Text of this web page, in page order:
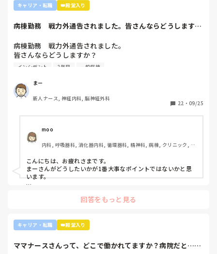
キャリア・転職 👑殿堂入り
病棟勤務　戦力外通告されました。皆さんならどうします
病棟勤務　戦力外通告されました。
皆さんならどうしますか？
2年目です。1年目はゆるい部署にいましたが、人間関係が原
からの人間関係は良好です。
ですが、異動してから薬剤に関するインシデントを4件ほど
起こし、優先順位や多重課題ができていないのでは？という
い』『一人を持って看護のつながりを持って』ということで
受け持ち1人になりました。
複数受け持ちに戻るよう、1ヶ月間1年目のように勉強したり
と業務に臨んできました。
そして最近師長さんに『君は病棟勤務よりも外来とか健診セ
ンターとかのほうがいいのでは？ウチの部署もスタッフが足
りないから育てる余裕が足りない。前向きに捉えて看護師は
いろんな働き方あるよ』と部署は決まってませんが、異動確
り、看護のつながりが無かったことは自分でも反省していま
すし、今後成長させていきたいなと思っています。
いないです。
インシデント 2年目 一般病棟
まー
新人ナース, 神経内科, 脳神経外科
22 ・ 09/25
moo
内科, 呼吸器科, 消化器内科, 循環器科, 精神科, 病棟, クリニック, リ
こんにちは、お疲れさまです。
まーさんがどうしたいかが1番大事なポイントではないかと思
います。
アややることが多くて忙しくても、人間関係は良好でも、どう
外来や検診センターは、また病棟とは全然違う業務になるの
で、病棟での臨床経験を積みたい気持ちがあるのであれば、ご
きな病院だとどうしても異動で行きたくない場所に行かされて
回答をもっと見る
キャリア・転職 👑殿堂入り
ママナースさんって、どこで働かれてますか？病院だと…や